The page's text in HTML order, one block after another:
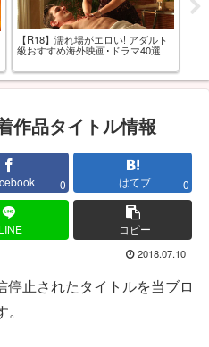
【R18】濡れ場がエロい! アダルト
級おすすめ海外映画･ドラマ40選
作品タイトル情報
0 はてブ 0
LINE コピー
2018.07.10
止されたタイトルを当ブロ